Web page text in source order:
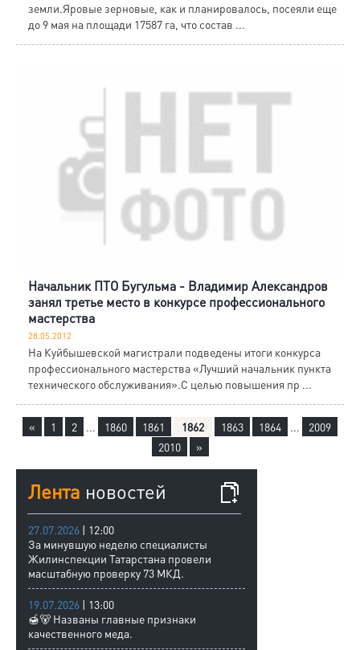
земли.Яровые зерновые, как и планировалось, посеяли еще
до 9 мая на площади 17587 га, что состав ...
Начальник ПТО Бугульма - Владимир Александров
занял третье место в конкурсе профессионального
мастерства
28.05.2012
На Куйбышевской магистрали подведены итоги конкурса
профессионального мастерства «Лучший начальник пункта
технического обслуживания».С целью повышения пр ...
« 1 2 ... 1860 1861 1862 1863 1864 ...
2009
2010
»
Лента новостей
27.07.2026 | 12:00
За минувшую неделю специалисты
Жилинспекции Татарстана провели
масштабную проверку 73 МКД.
19.07.2026 | 13:00
🍯🐻 Названы главные признаки
качественного меда.